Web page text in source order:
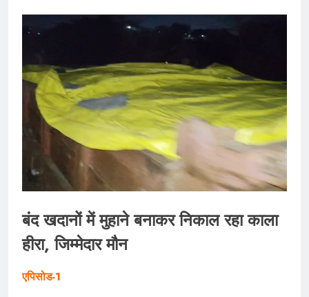
बंद खदानों में मुहाने बनाकर निकाल रहा काला
हीरा, जिम्मेदार मौन
एपिसोड-1